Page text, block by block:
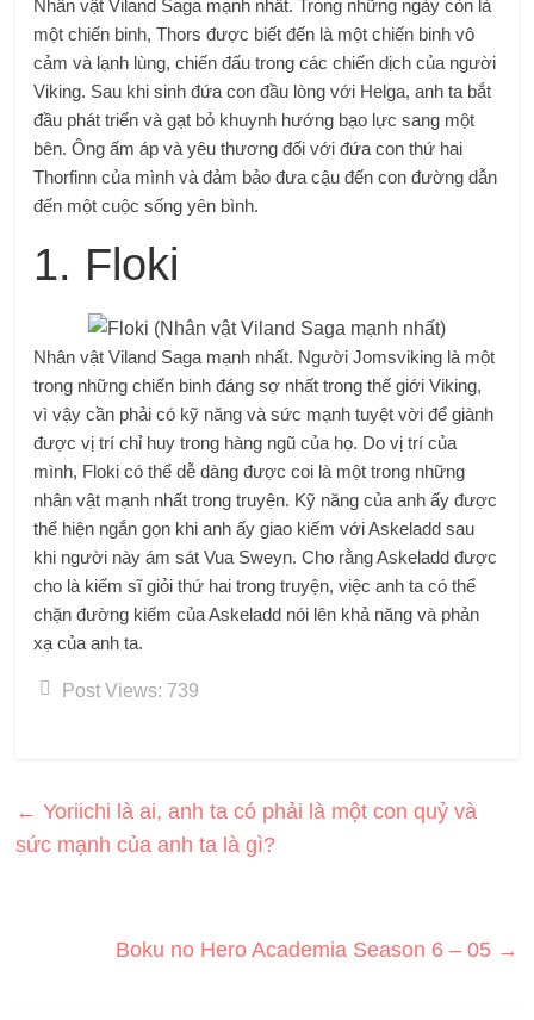
Nhân vật Viland Saga mạnh nhất. Trong những ngày còn là
một chiến binh, Thors được biết đến là một chiến binh vô
cảm và lạnh lùng, chiến đấu trong các chiến dịch của người
Viking. Sau khi sinh đứa con đầu lòng với Helga, anh ta bắt
đầu phát triển và gạt bỏ khuynh hướng bạo lực sang một
bên. Ông ấm áp và yêu thương đối với đứa con thứ hai
Thorfinn của mình và đảm bảo đưa cậu đến con đường dẫn
đến một cuộc sống yên bình.
1. Floki
Nhân vật Viland Saga mạnh nhất. Người Jomsviking là một
trong những chiến binh đáng sợ nhất trong thế giới Viking,
vì vậy cần phải có kỹ năng và sức mạnh tuyệt vời để giành
được vị trí chỉ huy trong hàng ngũ của họ. Do vị trí của
mình, Floki có thể dễ dàng được coi là một trong những
nhân vật mạnh nhất trong truyện. Kỹ năng của anh ấy được
thể hiện ngắn gọn khi anh ấy giao kiếm với Askeladd sau
khi người này ám sát Vua Sweyn. Cho rằng Askeladd được
cho là kiếm sĩ giỏi thứ hai trong truyện, việc anh ta có thể
chặn đường kiếm của Askeladd nói lên khả năng và phản
xạ của anh ta.
Post Views: 739
← Yoriichi là ai, anh ta có phải là một con quỷ và
sức mạnh của anh ta là gì?
Boku no Hero Academia Season 6 – 05 →